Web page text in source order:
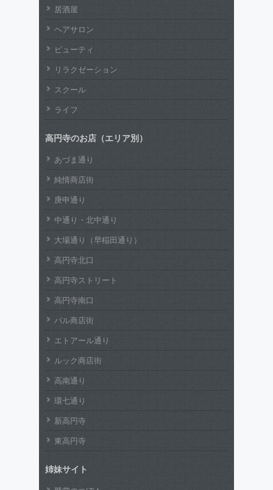
居酒屋
ヘアサロン
ビューティ
リラクゼーション
スクール
ライフ
高円寺のお店（エリア別）
あづま通り
純情商店街
庚申通り
中通り・北中通り
大場通り（早稲田通り）
高円寺北口
高円寺ストリート
高円寺南口
パル商店街
エトアール通り
ルック商店街
高南通り
環七通り
新高円寺
東高円寺
姉妹サイト